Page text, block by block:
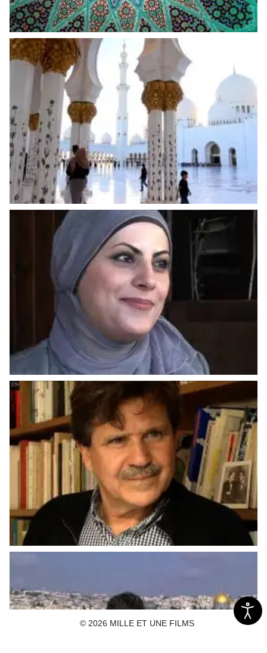
© 2026 MILLE ET UNE FILMS